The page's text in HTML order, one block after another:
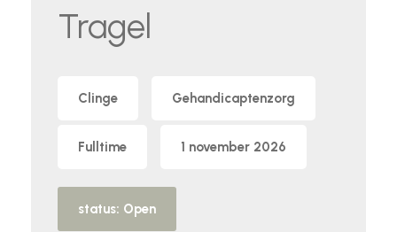
Tragel
Clinge Gehandicaptenzorg
Fulltime 1 november 2026
status: Open